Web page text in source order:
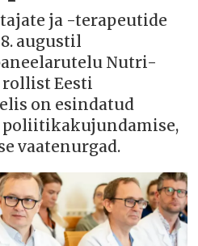
ja -terapeutide
augustil
Nutri-
rollist Eesti
on esindatud
poliitikakujundamise,
vaatenurgad.